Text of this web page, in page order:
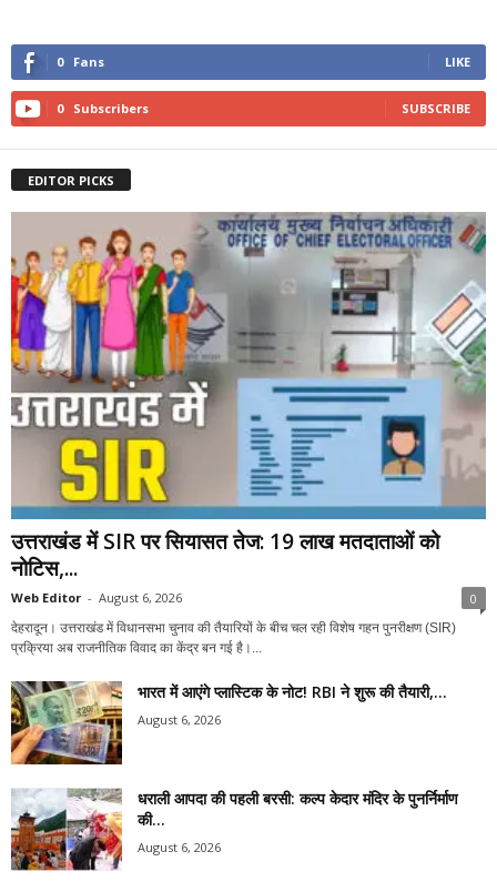
0 Fans LIKE
0 Subscribers SUBSCRIBE
EDITOR PICKS
उत्तराखंड में SIR पर सियासत तेज: 19 लाख मतदाताओं को
नोटिस,...
Web Editor - August 6, 2026 0
देहरादून। उत्तराखंड में विधानसभा चुनाव की तैयारियों के बीच चल रही विशेष गहन पुनरीक्षण (SIR)
प्रक्रिया अब राजनीतिक विवाद का केंद्र बन गई है।...
भारत में आएंगे प्लास्टिक के नोट! RBI ने शुरू की तैयारी,...
August 6, 2026
धराली आपदा की पहली बरसी: कल्प केदार मंदिर के पुनर्निर्माण
की...
August 6, 2026